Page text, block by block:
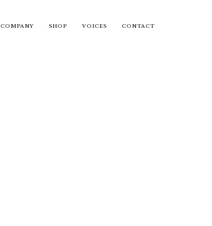
COMPANY SHOP VOICES CONTACT